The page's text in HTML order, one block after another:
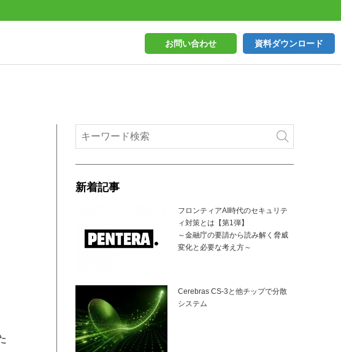
お問い合わせ 資料ダウンロード
新着記事
フロンティアAI時代のセキュリテ
ィ対策とは【第1弾】
～金融庁の要請から読み解く脅威
変化と必要な考え方～
Cerebras CS-3と他チップで分散
システム